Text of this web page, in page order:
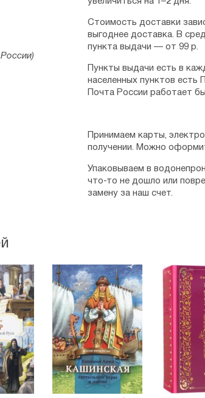
Стоимость доставки
выгоднее доставка. В
пункта выдачи — от 99 р.
Пункты выдачи есть в
населенных пунктов
Почта России работает
Принимаем карты,
получении. Можно
Упаковываем в
что-то не дошло или
замену за наш счет.